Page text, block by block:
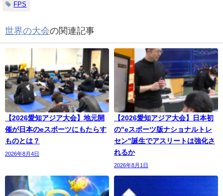
FPS
世界の大会の関連記事
【2026愛知アジア大会】地元開
催が日本のeスポーツにもたらす
ものとは？
2026年8月4日
【2026愛知アジア大会】日本初
の"eスポーツ版ナショナルトレ
セン"誕生でアスリートは強化さ
れるか
2026年8月1日